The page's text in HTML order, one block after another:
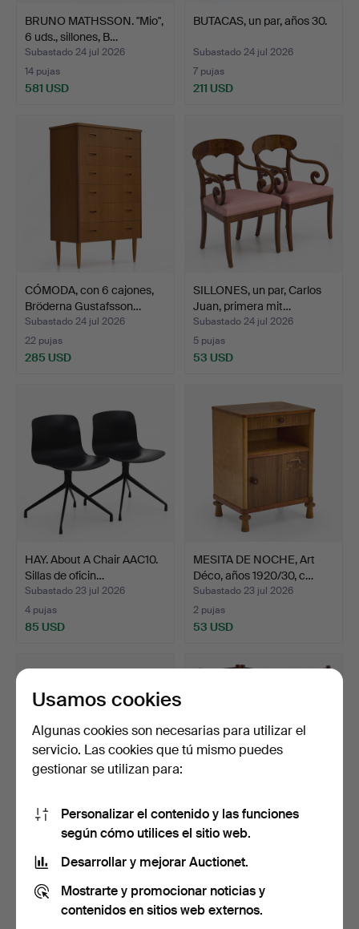
BRUNO MATHSSON. "Mio",
6 uds., sillones, B…
Subastado 24 jul 2026
14 pujas
581 USD
BUTACAS, un par, años 30.
Subastado 24 jul 2026
7 pujas
211 USD
CÓMODA, con 6 cajones,
Bröderna Gustafsson…
Subastado 24 jul 2026
22 pujas
285 USD
SILLONES, un par, Carlos
Juan, primera mit…
Subastado 24 jul 2026
5 pujas
53 USD
HAY. About A Chair AAC10.
Sillas de oficin…
Subastado 23 jul 2026
4 pujas
85 USD
MESITA DE NOCHE, Art
Déco, años 1920/30, c…
Subastado 23 jul 2026
2 pujas
53 USD
MESA DE COMEDOR,
Imperio tardío, siglo XIX…
Subastado 23 jul 2026
317 USD
BIOMBO, 3 secciones, siglo
Subastado 23 jul 2026
37 USD
Usamos cookies
Algunas cookies son necesarias para utilizar el
servicio. Las cookies que tú mismo puedes
gestionar se utilizan para:
Personalizar el contenido y las funciones
según cómo utilices el sitio web.
Desarrollar y mejorar Auctionet.
Mostrarte y promocionar noticias y
contenidos en sitios web externos.